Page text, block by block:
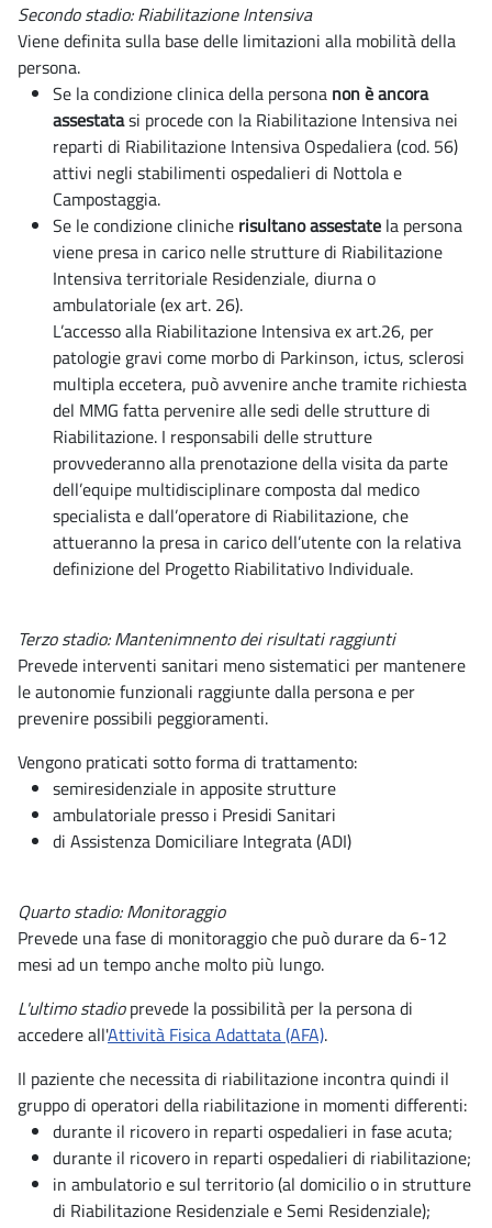
Secondo stadio: Riabilitazione Intensiva
Viene definita sulla base delle limitazioni alla mobilità della
persona.
Se la condizione clinica della persona non è ancora
assestatasi procede con la Riabilitazione Intensiva nei
reparti di Riabilitazione Intensiva Ospedaliera (cod. 56)
attivi negli stabilimenti ospedalieri di Nottola e
Campostaggia.
Se le condizione cliniche risultano assestate la persona
viene presa in carico nelle strutture di Riabilitazione
Intensiva territoriale Residenziale, diurna o
ambulatoriale (ex art. 26).
L’accesso alla Riabilitazione Intensiva ex art.26, per
patologie gravi come morbo di Parkinson, ictus, sclerosi
multipla eccetera, può avvenire anche tramite richiesta
del MMG fatta pervenire alle sedi delle strutture di
Riabilitazione. I responsabili delle strutture
provvederanno alla prenotazione della visita da parte
dell’equipe multidisciplinare composta dal medico
specialista e dall’operatore di Riabilitazione, che
attueranno la presa in carico dell’utente con la relativa
definizione del Progetto Riabilitativo Individuale.
Terzo stadio: Mantenimnento dei risultati raggiunti
Prevede interventi sanitari meno sistematici per mantenere
le autonomie funzionali raggiunte dalla persona e per
prevenire possibili peggioramenti.
Vengono praticati sotto forma di trattamento:
semiresidenziale in apposite strutture
ambulatoriale presso i Presidi Sanitari
di Assistenza Domiciliare Integrata (ADI)
Quarto stadio: Monitoraggio
Prevede una fase di monitoraggio che può durare da 6-12
mesi ad un tempo anche molto più lungo.
L'ultimo stadioprevede la possibilità per la persona di
accedere all'Attività Fisica Adattata (AFA).
Il paziente che necessita di riabilitazione incontra quindi il
gruppo di operatori della riabilitazione in momenti differenti:
durante il ricovero in reparti ospedalieri in fase acuta;
durante il ricovero in reparti ospedalieri di riabilitazione;
in ambulatorio e sul territorio (al domicilio o in strutture
di Riabilitazione Residenziale e Semi Residenziale);